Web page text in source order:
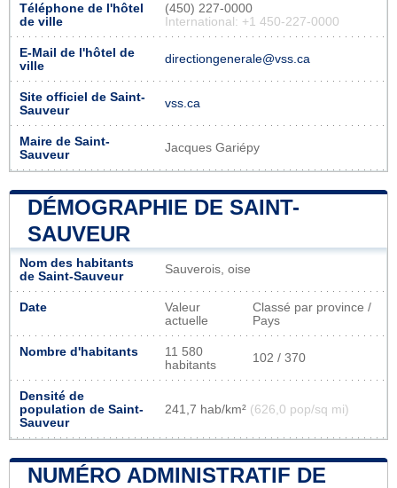
Téléphone de l'hôtel
de ville
(450) 227-0000
International: +1 450-227-0000
E-Mail de l'hôtel de
ville
directiongenerale@vss.ca
Site officiel de Saint-
Sauveur
vss.ca
Maire de Saint-
Sauveur
Jacques Gariépy
DÉMOGRAPHIE DE SAINT-
SAUVEUR
Nom des habitants
de Saint-Sauveur
Sauverois, oise
Date
Valeur
actuelle
Classé par province /
Pays
Nombre d'habitants
11 580
habitants
102 / 370
Densité de
population de Saint-
Sauveur
241,7 hab/km² (626,0 pop/sq mi)
NUMÉRO ADMINISTRATIF DE